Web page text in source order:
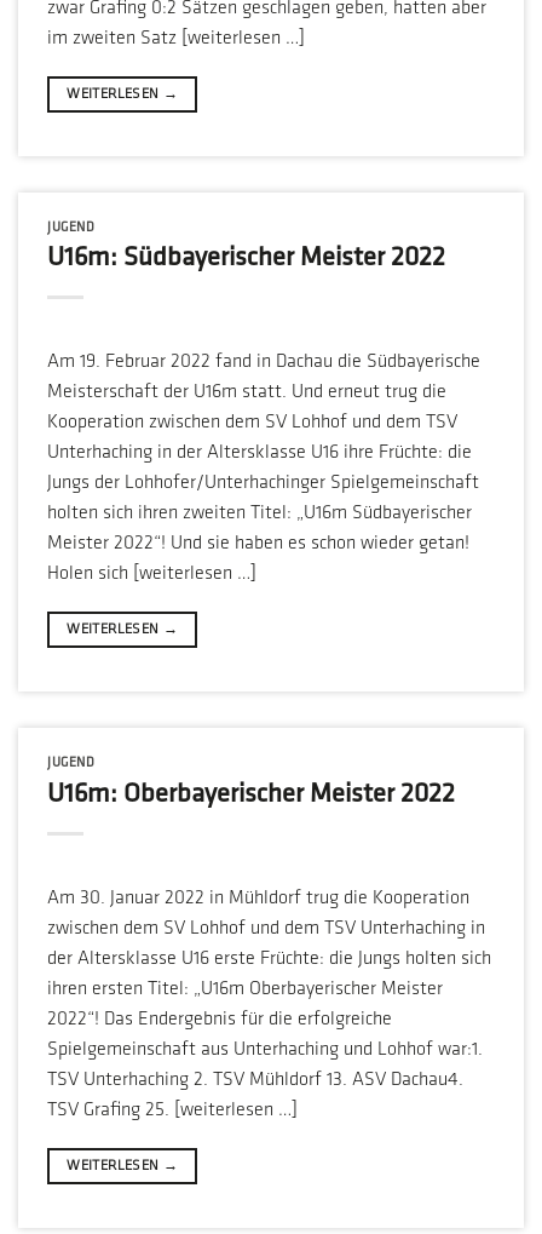
zwar Grafing 0:2 Sätzen geschlagen geben, hatten aber
im zweiten Satz [weiterlesen …]
WEITERLESEN →
JUGEND
U16m: Südbayerischer Meister 2022
Am 19. Februar 2022 fand in Dachau die Südbayerische
Meisterschaft der U16m statt. Und erneut trug die
Kooperation zwischen dem SV Lohhof und dem TSV
Unterhaching in der Altersklasse U16 ihre Früchte: die
Jungs der Lohhofer/Unterhachinger Spielgemeinschaft
holten sich ihren zweiten Titel: „U16m Südbayerischer
Meister 2022“! Und sie haben es schon wieder getan!
Holen sich [weiterlesen …]
WEITERLESEN →
JUGEND
U16m: Oberbayerischer Meister 2022
Am 30. Januar 2022 in Mühldorf trug die Kooperation
zwischen dem SV Lohhof und dem TSV Unterhaching in
der Altersklasse U16 erste Früchte: die Jungs holten sich
ihren ersten Titel: „U16m Oberbayerischer Meister
2022“! Das Endergebnis für die erfolgreiche
Spielgemeinschaft aus Unterhaching und Lohhof war:1.
TSV Unterhaching 2. TSV Mühldorf 13. ASV Dachau4.
TSV Grafing 25. [weiterlesen …]
WEITERLESEN →